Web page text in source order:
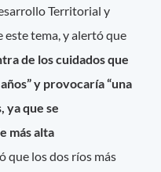
Territorial y
tema, y alertó que
de los cuidados que
y provocaría “una
ya que se
más alta
que los dos ríos más